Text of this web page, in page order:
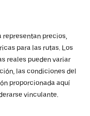
representan precios,
para las rutas. Los
reales pueden variar
las condiciones del
proporcionada aquí
vinculante.